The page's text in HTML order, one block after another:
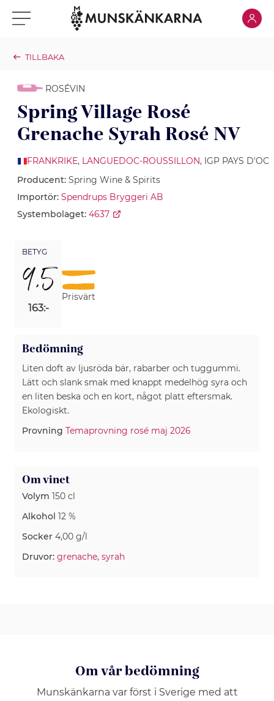
Klicka för meny Klicka
TILLBAKA
ROSÉVIN
Spring Village Rosé
Grenache Syrah Rosé NV
FRANKRIKE, LANGUEDOC-ROUSSILLON, IGP PAYS D'OC
Producent: Spring Wine & Spirits
Importör: Spendrups Bryggeri AB
Systembolaget: 4637
BETYG
9,5
163:-
Prisvärt
Bedömning
Liten doft av ljusröda bär, rabarber och tuggummi.
Lätt och slank smak med knappt medelhög syra och
en liten beska och en kort, något platt eftersmak.
Ekologiskt.
Provning Temaprovning rosé maj 2026
Om vinet
Volym 150 cl
Alkohol 12 %
Socker 4,00 g/l
Druvor: grenache, syrah
Om vår bedömning
Munskänkarna var först i Sverige med att